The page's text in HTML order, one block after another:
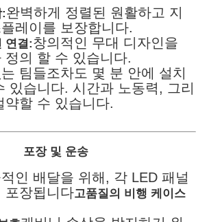
완벽하게 정렬된 원활하고 지
레이를 보장합니다.
연결:창의적인 무대 디자인을
정의 할 수 있습니다.
팀들조차도 몇 분 안에 설치
있습니다. 시간과 노동력, 그리
약할 수 있습니다.
포장 및 운송
인 배달을 위해, 각 LED 패널
포장됩니다고품질의 비행 케이스